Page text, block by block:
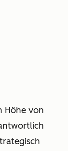
Höhe von